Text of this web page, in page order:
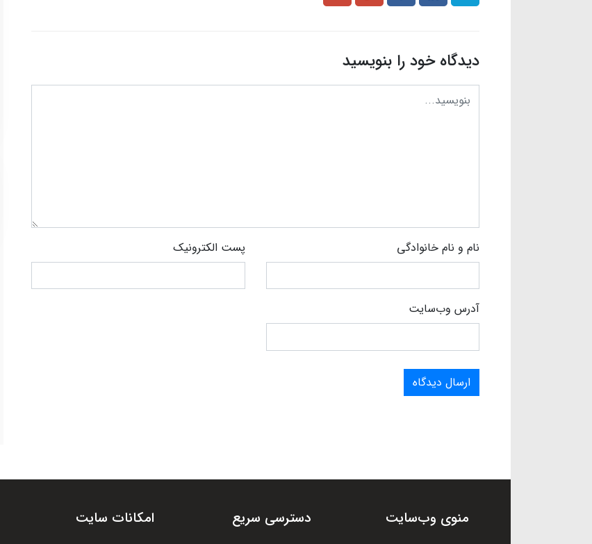
دیدگاه خود را بنویسید
نام و نام خانوادگی پست الکترونیک
آدرس وب‌سایت
ارسال دیدگاه
منوی وب‌سایت دسترسی سریع امکانات سایت